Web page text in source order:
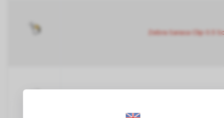
Zebra Sarasa Clip 0.5